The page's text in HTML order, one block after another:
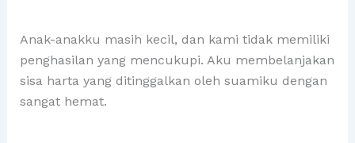
Anak-anakku masih kecil, dan kami tidak memiliki
penghasilan yang mencukupi. Aku membelanjakan
sisa harta yang ditinggalkan oleh suamiku dengan
sangat hemat.